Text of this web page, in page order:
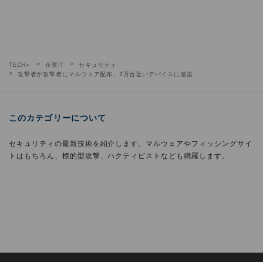
TECH+ 企業IT
セキュリティ
攻撃者が攻撃者にマルウェア配布、2万台近いデバイスに感染
このカテゴリーについて
セキュリティの最新技術を紹介します。マルウェアやフィッシングサイ
トはもちろん、標的型攻撃、ハクティビストなども網羅します。